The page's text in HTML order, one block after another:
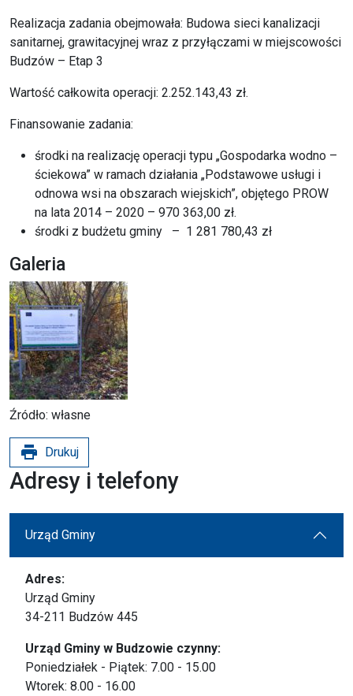
Realizacja zadania obejmowała: Budowa sieci kanalizacji
sanitarnej, grawitacyjnej wraz z przyłączami w miejscowości
Budzów – Etap 3
Wartość całkowita operacji: 2.252.143,43 zł.
Finansowanie zadania:
środki na realizację operacji typu „Gospodarka wodno –
ściekowa” w ramach działania „Podstawowe usługi i
odnowa wsi na obszarach wiejskich”, objętego PROW
na lata 2014 – 2020 – 970 363,00 zł.
środki z budżetu gminy – 1 281 780,43 zł
Galeria
Źródło: własne
print Drukuj
Adresy i telefony
Urząd Gminy
Adres:
Urząd Gminy
34-211 Budzów 445
Urząd Gminy w Budzowie czynny:
Poniedziałek - Piątek: 7.00 - 15.00
Wtorek: 8.00 - 16.00